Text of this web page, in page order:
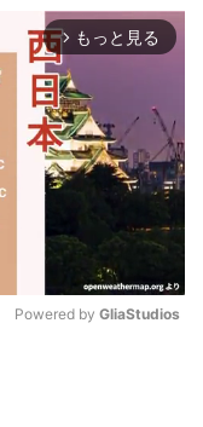
arrow_forward_ios もっと見る
Powered by GliaStudios